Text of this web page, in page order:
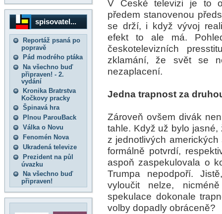
spisovatel...
Reportáž psaná po
popravě
Pád modrého ptáka
Na všechno buď
připraven! - 2.
vydání
Kronika Bratrstva
Kočkovy pracky
Špinavá hra
Plnou ParouBack
Válka o Novu
Fenomén Nova
Ukradená televize
Prezident na půl
úvazku
Na všechno buď
připraven!
V České televizi je to
předem stanovenou
se drží, i když vývoj
efekt to ale má.
českotelevizních
zklamání, že svět se
nezaplacení.
Jedna trapnost za
Zároveň ovšem divák
tahle. Když už bylo
z jednotlivých
formálně potvrdí,
aspoň zaspekulovala o
Trumpa nepodpoří.
vyloučit nelze,
spekulace dokonale
volby dopadly obráceně?